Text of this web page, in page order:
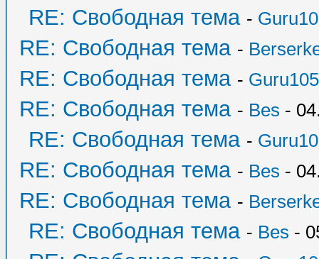
RE: Свободная тема -
RE: Свободная тема -
RE: Свободная тема - Guru105
RE: Свободная тема - Bes -
RE: Свободная тема -
RE: Свободная тема - Bes -
RE: Свободная тема -
RE: Свободная тема - Bes -